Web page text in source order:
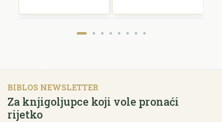
BIBLOS NEWSLETTER
Za knjigoljupce koji vole pronaći
rijetko